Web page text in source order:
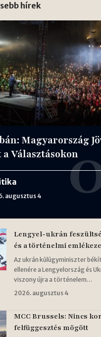
hírek
Magyarország
a Választásokon
augusztus 4
Lengyel-ukrán
és a történelmi
Az ukrán külügyminiszter
ellenére a Lengyelország és
viszony újra a történelem…
2026. augusztus 4
MCC Brussels: Nincs
felfüggesztés mögött